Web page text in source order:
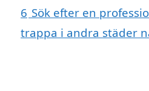
6 Sök efter en
trappa i andra städer